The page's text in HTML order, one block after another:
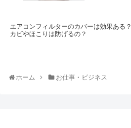
エアコンフィルターのカバーは効果ある？
カビやほこりは防げるの？
ホーム お仕事・ビジネス